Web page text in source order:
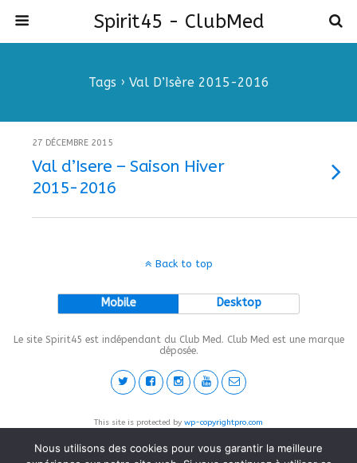
Spirit45 - ClubMed
Tags › Val D’Isère 2015-2016
27 DÉCEMBRE 2015
Val d’Isere – Saison Hiver
2015-2016
Back to top
Mobile Desktop
Le site Spirit45 est indépendant du Club Med. Club Med est une marque
déposée.
This site is protected by wp-copyrightpro.com
Nous utilisons des cookies pour vous garantir la meilleure